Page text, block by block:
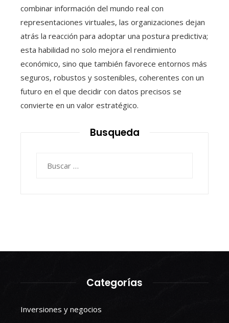
combinar información del mundo real con
representaciones virtuales, las organizaciones dejan
atrás la reacción para adoptar una postura predictiva;
esta habilidad no solo mejora el rendimiento
económico, sino que también favorece entornos más
seguros, robustos y sostenibles, coherentes con un
futuro en el que decidir con datos precisos se
convierte en un valor estratégico.
Busqueda
Categorías
Inversiones y negocios